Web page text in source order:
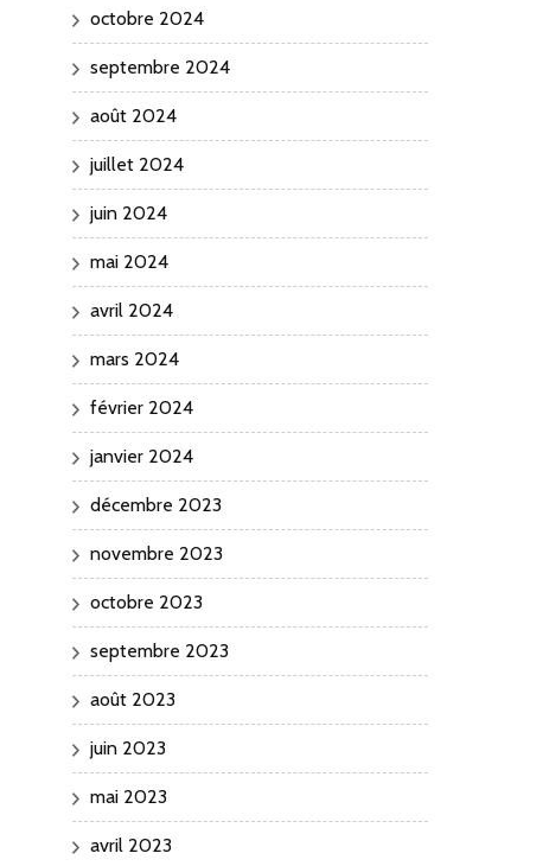
octobre 2024
septembre 2024
août 2024
juillet 2024
juin 2024
mai 2024
avril 2024
mars 2024
février 2024
janvier 2024
décembre 2023
novembre 2023
octobre 2023
septembre 2023
août 2023
juin 2023
mai 2023
avril 2023